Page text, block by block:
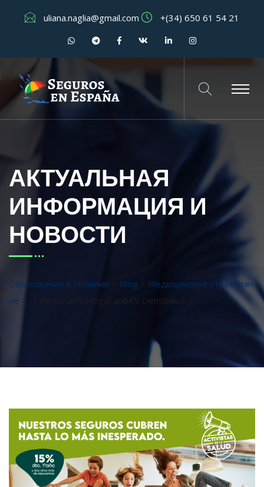
uliana.naglia@gmail.com +(34) 650 61 54 21
АКТУАЛЬНАЯ
ИНФОРМАЦИЯ И
НОВОСТИ
Страхование в Испании Blog
Медицинское страхован
ие > -15% на DKV Hogar и DKV Dentisalud